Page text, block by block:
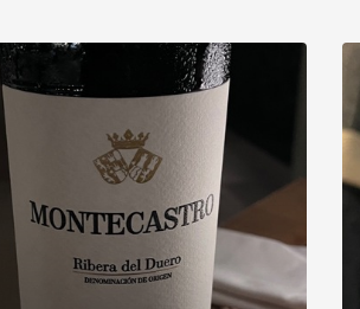
Grower Champagne
Etna Rosso
Skin Contact